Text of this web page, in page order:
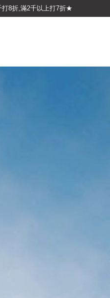
8折,滿2千以上打7折★